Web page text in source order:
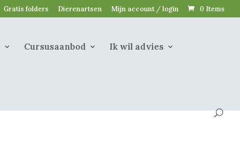
Gratis folders Dierenartsen Mijn account / login 0 Items
Cursusaanbod Ik wil advies